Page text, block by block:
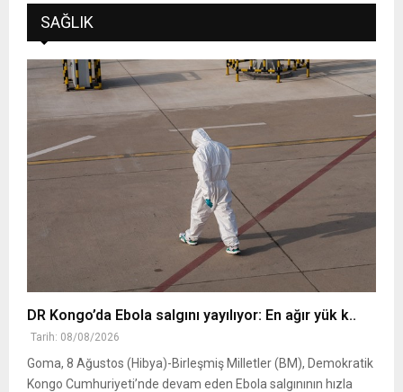
SAĞLIK
DR Kongo’da Ebola salgını yayılıyor: En ağır yük k..
Tarih: 08/08/2026
Goma, 8 Ağustos (Hibya)-Birleşmiş Milletler (BM), Demokratik
Kongo Cumhuriyeti’nde devam eden Ebola salgınının hızla